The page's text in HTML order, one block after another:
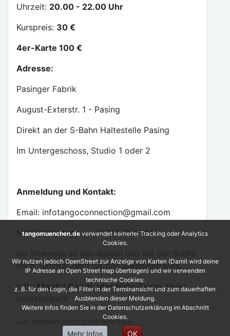
Uhrzeit: 20.00 - 22.00 Uhr
Kurspreis: 30 €
4er-Karte 100 €
Adresse:
Pasinger Fabrik
August-Exterstr. 1 - Pasing
Direkt an der S-Bahn Haltestelle Pasing
Im Untergeschoss, Studio 1 oder 2
Anmeldung und Kontakt:
Email: infotangoconnection@gmail.com
Mobil/Whatsapp: + 49 17669381444
nach Tanzpartnern für den jeweiligen Kurs,
bitteMartha Giorgi oder Natu Giorgidirekt
Last modified: 11.03.2024 (879 Days)
tangomuenchen.de verwendet keinerlei Tracking oder Analytics
Cookies.
Wir nutzen jedoch OpenStreet zur Anzeige von Karten (Damit wird deine
IP Adresse an Open Street map übertragen) und wir verwenden
technische Cookies:
z. B. für den Login, die Filter in der Terminansicht und zum dauerhaften
Ausblenden dieser Meldung.
Weitere Infos finden Sie in der Datenschutzerklärung im Abschnitt
Cookies.
Mehr Infos OK